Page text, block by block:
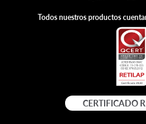
Todos nuestros productos
CERTIFICADO